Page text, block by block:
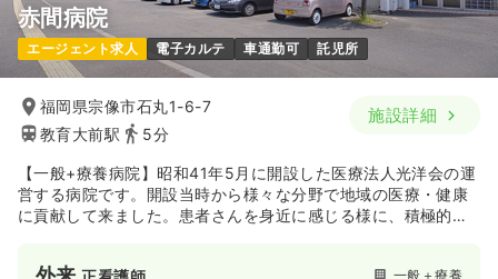
赤間病院
エージェント求人 電子カルテ 車通勤可 託児所
福岡県宗像市石丸1-6-7
教育大前駅
5分
施設詳細
【一般+療養病院】昭和41年5月に開設した医療法人光洋会の運
営する病院です。開設当時から様々な分野で地域の医療・健康
に貢献して来ました。患者さんを身近に感じる様に、積極的に
一般＋療養